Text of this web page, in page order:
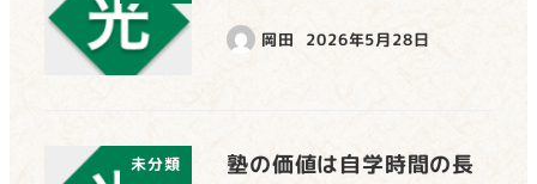
岡田 2026年5月28日
未分類 塾の価値は自学時間の長